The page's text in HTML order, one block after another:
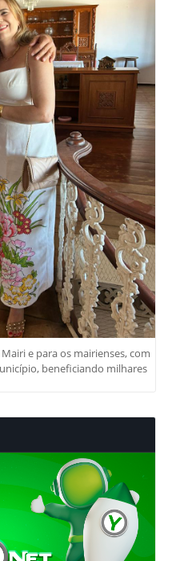
e para os mairienses, com
beneficiando milhares